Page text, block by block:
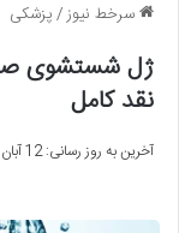
سرخط نیوز/پزشکی
ژل شستشوی
نقد کامل
آخرین به روز رسانی: 12 آبان